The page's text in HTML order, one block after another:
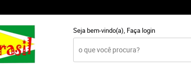
Seja bem-vindo(a), Faça login